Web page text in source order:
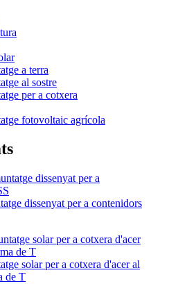
a terra
al sostre
per a cotxera
fotovoltaic agrícola
dissenyat per a contenidors
solar per a cotxera d'acer al
de T